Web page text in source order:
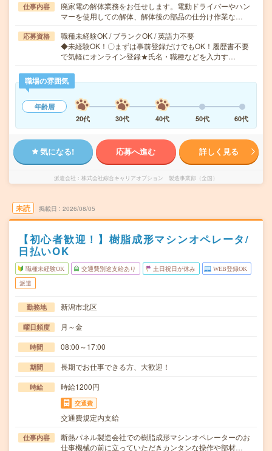
仕事内容
廃家電の解体業務をお任せします。電動ドライバーやハン
マーを使用しての解体、解体後の部品の仕分け作業な…
応募資格
職種未経験OK / ブランクOK / 英語力不要
◆未経験OK！〇まずは事前登録だけでもOK！履歴書不要
で気軽にオンライン登録★氏名・職種などを入力す…
職場の雰囲気
年齢層
20代
30代 40代 50代 60代
気になる! 応募へ進む 詳しく見る
派遣会社 株式会社綜合キャリアオプション 製造事業部（全国）
未読 掲載日 2026/08/05
【初心者歓迎！】樹脂成形マシンオペレータ/
日払いOK
職種未経験OK 交通費別途支給あり 土日祝日が休み WEB登録OK
派遣
勤務地 新潟市北区
曜日頻度 月～金
時間 08:00～17:00
期間 長期でお仕事できる方、大歓迎！
時給 時給1200円
交通費
交通費規定内支給
仕事内容
断熱パネル製造会社での樹脂成形マシンオペレーターのお
仕事機械の前に立っていただきカンタンな操作や部材…